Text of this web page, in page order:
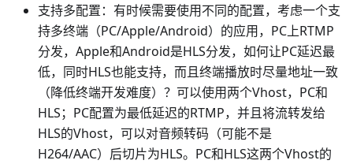
支持多配置：有时候需要使用不同的配置，考虑一个支
持多终端（PC/Apple/Android）的应用，PC上RTMP
分发，Apple和Android是HLS分发，如何让PC延迟最
低，同时HLS也能支持，而且终端播放时尽量地址一致
（降低终端开发难度）？可以使用两个Vhost，PC和
HLS；PC配置为最低延迟的RTMP，并且将流转发给
HLS的Vhost，可以对音频转码（可能不是
H264/AAC）后切片为HLS。PC和HLS这两个Vhost的